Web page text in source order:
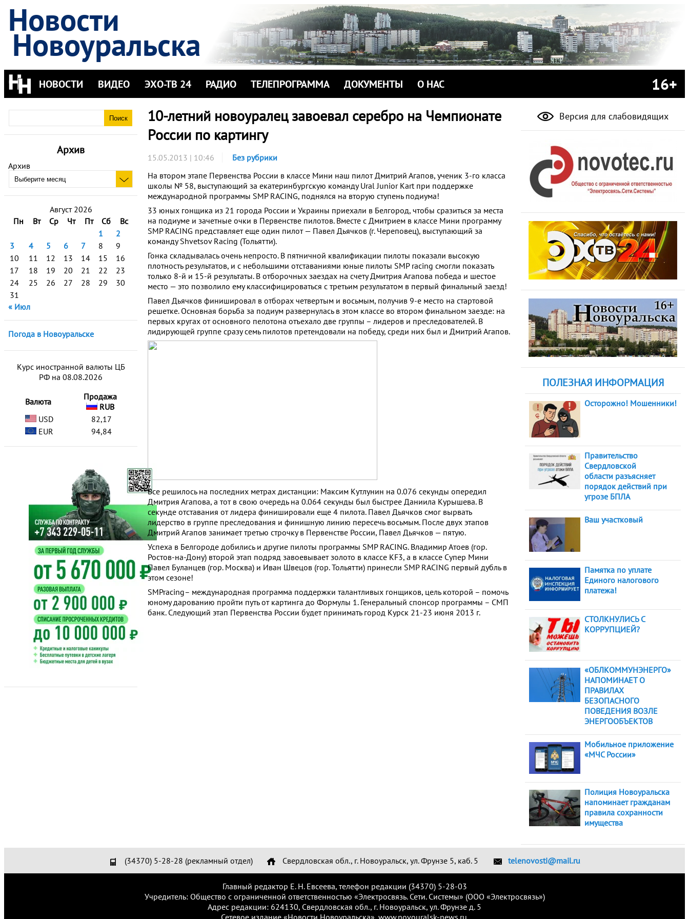
Новости
Новоуральска
НОВОСТИ ВИДЕО ЭХО-ТВ 24 РАДИО ТЕЛЕПРОГРАММА ДОКУМЕНТЫ О НАС 16+
Архив
Архив
Август 2026
Пн
Вт Ср Чт Пт Сб
Вс
1
2
3
4 5 6 7 8
9
10
11 12 13 14 15
16
17
18 19 20 21 22
23
24
25 26 27 28 29
30
31
« Июл
Погода в Новоуральске
Курс иностранной валюты ЦБ
РФ на 08.08.2026
Валюта
Продажа
RUB
USD
82,17
EUR
94,84
10-летний новоуралец завоевал серебро на Чемпионате
России по картингу
15.05.2013 | 10:46
Без рубрики
На втором этапе Первенства России в классе Мини наш пилот Дмитрий Агапов, ученик 3-го класса
школы № 58, выступающий за екатеринбургскую команду Ural Junior Kart при поддержке
международной программы SMP RACING, поднялся на вторую ступень подиума!
33 юных гонщика из 21 города России и Украины приехали в Белгород, чтобы сразиться за места
на подиуме и зачетные очки в Первенстве пилотов. Вместе с Дмитрием в классе Мини программу
SMP RACING представляет еще один пилот — Павел Дьячков (г. Череповец), выступающий за
команду Shvetsov Racing (Тольятти).
Гонка складывалась очень непросто. В пятничной квалификации пилоты показали высокую
плотность результатов, и с небольшими отставаниями юные пилоты SMP racing смогли показать
только 8-й и 15-й результаты. В отборочных заездах на счету Дмитрия Агапова победа и шестое
место — это позволило ему классифицироваться с третьим результатом в первый финальный заезд!
Павел Дьячков финишировал в отборах четвертым и восьмым, получив 9-е место на стартовой
решетке. Основная борьба за подиум развернулась в этом классе во втором финальном заезде: на
первых кругах от основного пелотона отъехало две группы – лидеров и преследователей. В
лидирующей группе сразу семь пилотов претендовали на победу, среди них был и Дмитрий Агапов.
Все решилось на последних метрах дистанции: Максим Кутлунин на 0.076 секунды опередил
Дмитрия Агапова, а тот в свою очередь на 0.064 секунды был быстрее Даниила Курышева. В
секунде отставания от лидера финишировали еще 4 пилота. Павел Дьячков смог вырвать
лидерство в группе преследования и финишную линию пересечь восьмым. После двух этапов
Дмитрий Агапов занимает третью строчку в Первенстве России, Павел Дьячков — пятую.
Успеха в Белгороде добились и другие пилоты программы SMP RACING. Владимир Атоев (гор.
Ростов-на-Дону) второй этап подряд завоевывает золото в классе KF3, а в классе Супер Мини
Павел Буланцев (гор. Москва) и Иван Швецов (гор. Тольятти) принесли SMP RACING первый дубль в
этом сезоне!
SMPracing– международная программа поддержки талантливых гонщиков, цель которой – помочь
юному дарованию пройти путь от картинга до Формулы 1. Генеральный спонсор программы – СМП
банк. Следующий этап Первенства России будет принимать город Курск 21-23 июня 2013 г.
Версия для слабовидящих
ПОЛЕЗНАЯ ИНФОРМАЦИЯ
Осторожно! Мошенники!
Правительство
Свердловской
области разъясняет
порядок действий при
угрозе БПЛА
Ваш участковый
Памятка по уплате
Единого налогового
платежа!
СТОЛКНУЛИСЬ С
КОРРУПЦИЕЙ?
«ОБЛКОММУНЭНЕРГО»
НАПОМИНАЕТ О
ПРАВИЛАХ
БЕЗОПАСНОГО
ПОВЕДЕНИЯ ВОЗЛЕ
ЭНЕРГООБЪЕКТОВ
Мобильное приложение
«МЧС России»
Полиция Новоуральска
напоминает гражданам
правила сохранности
имущества
(34370) 5-28-28 (рекламный отдел) Свердловская обл., г. Новоуральск, ул. Фрунзе 5, каб. 5 telenovosti@mail.ru
Главный редактор Е. Н. Евсеева, телефон редакции (34370) 5-28-03
Учредитель: Общество с ограниченной ответственностью «Электросвязь. Сети. Системы» (ООО «Электросвязь»)
Адрес редакции: 624130, Свердловская обл., г. Новоуральск, ул. Фрунзе д. 5